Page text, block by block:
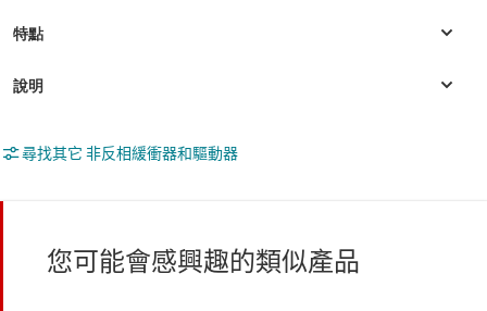
尋找其它 非反相緩衝器和驅動器
您可能會感興趣的類似產品